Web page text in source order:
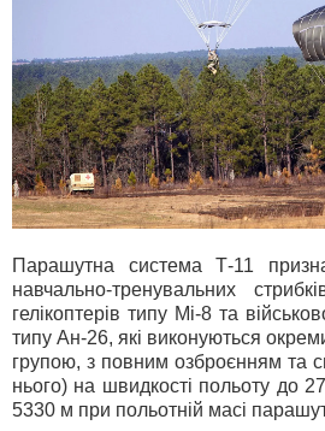
Парашутна система Т-11
навчально-тренувальних
гелікоптерів типу Мі-8 та
типу Ан-26, які виконуються
групою, з повним озброєнням та
нього) на швидкості польоту до
5330 м при польотній масі